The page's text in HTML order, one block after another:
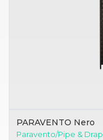
PARAVENTO Nero
Paravento/Pipe &